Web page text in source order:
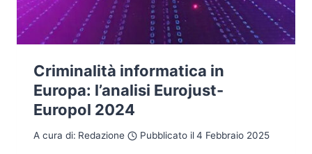
Criminalità informatica in
Europa: l’analisi Eurojust-
Europol 2024
A cura di: Redazione Pubblicato il4 Febbraio 2025